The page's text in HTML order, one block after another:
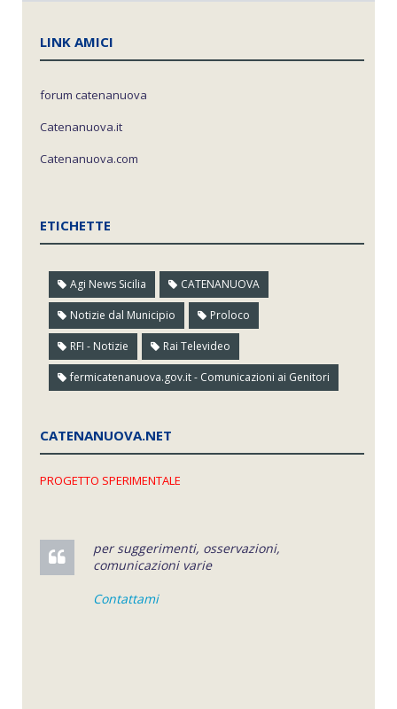
LINK AMICI
forum catenanuova
Catenanuova.it
Catenanuova.com
ETICHETTE
Agi News Sicilia CATENANUOVA
Notizie dal Municipio Proloco
RFI - Notizie Rai Televideo
fermicatenanuova.gov.it - Comunicazioni ai Genitori
CATENANUOVA.NET
PROGETTO SPERIMENTALE
per suggerimenti, osservazioni,
comunicazioni varie
Contattami